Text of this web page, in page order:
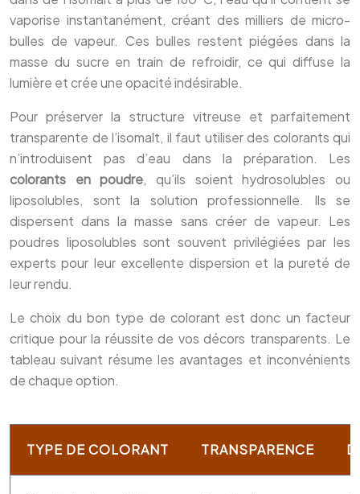
vaporise instantanément, créant des milliers de micro-
bulles de vapeur. Ces bulles restent piégées dans la
masse du sucre en train de refroidir, ce qui diffuse la
lumière et crée une opacité indésirable.
Pour préserver la structure vitreuse et parfaitement
transparente de l’isomalt, il faut utiliser des colorants qui
n’introduisent pas d’eau dans la préparation. Les
colorants en poudre, qu’ils soient hydrosolubles ou
liposolubles, sont la solution professionnelle. Ils se
dispersent dans la masse sans créer de vapeur. Les
poudres liposolubles sont souvent privilégiées par les
experts pour leur excellente dispersion et la pureté de
leur rendu.
Le choix du bon type de colorant est donc un facteur
critique pour la réussite de vos décors transparents. Le
tableau suivant résume les avantages et inconvénients
de chaque option.
TYPE DE COLORANT TRANSPARENCE